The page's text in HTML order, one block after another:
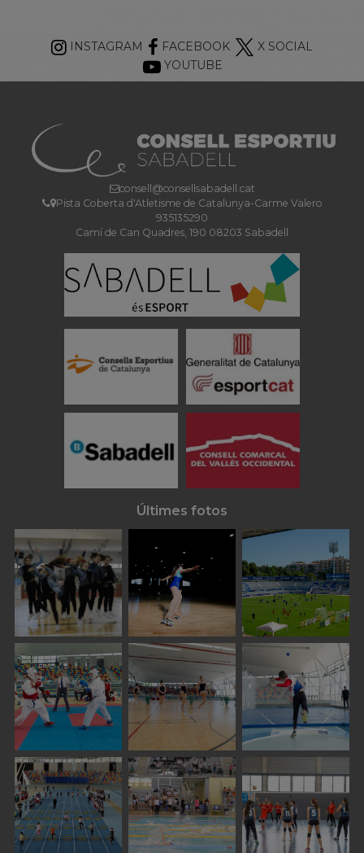
INSTAGRAM FACEBOOK
X SOCIAL
YOUTUBE
consell@consellsabadell.cat
Pista Coberta d'Atletisme de Catalunya-Carme Valero
935135290
Camí de Can Quadres, 190 08203 Sabadell
Últimes fotos